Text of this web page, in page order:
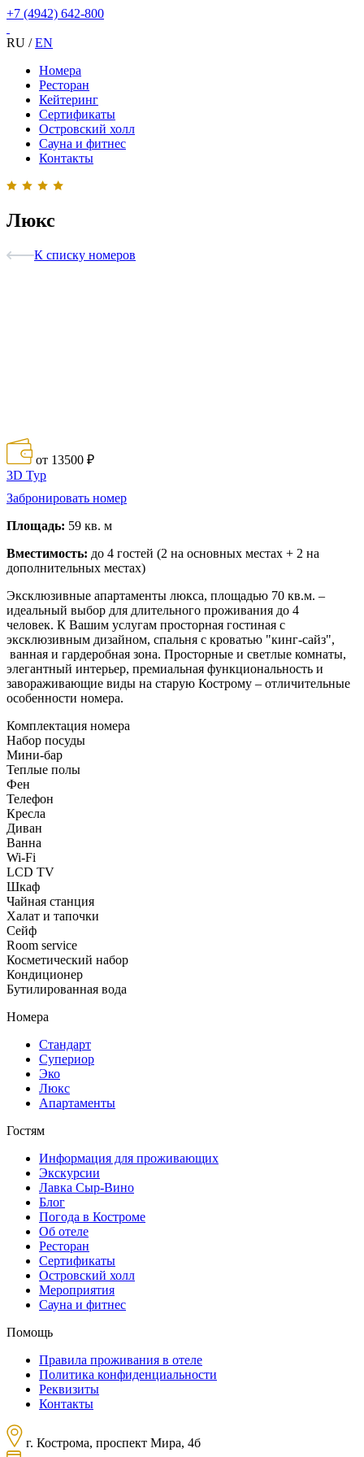
+7 (4942) 642-800
RU /EN
Номера
Ресторан
Кейтеринг
Сертификаты
Островский холл
Сауна и фитнес
Контакты
Люкс
К списку номеров
от 13500 ₽
3D Тур
Забронировать номер
Площадь: 59 кв. м
Вместимость: до 4 гостей (2 на основных местах + 2 на
дополнительных местах)
Эксклюзивные апартаменты люкса, площадью 70 кв.м. –
идеальный выбор для длительного проживания до 4
человек. К Вашим услугам просторная гостиная с
эксклюзивным дизайном, спальня с кроватью "кинг-сайз",
ванная и гардеробная зона. Просторные и светлые комнаты,
элегантный интерьер, премиальная функциональность и
завораживающие виды на старую Кострому – отличительные
особенности номера.
Комплектация номера
Набор посуды
Мини-бар
Теплые полы
Фен
Телефон
Кресла
Диван
Ванна
Wi-Fi
LCD TV
Шкаф
Чайная станция
Халат и тапочки
Сейф
Room service
Косметический набор
Кондиционер
Бутилированная вода
Номера
Стандарт
Супериор
Эко
Люкс
Апартаменты
Гостям
Информация для проживающих
Экскурсии
Лавка Сыр-Вино
Блог
Погода в Костроме
Об отеле
Ресторан
Сертификаты
Островский холл
Мероприятия
Сауна и фитнес
Помощь
Правила проживания в отеле
Политика конфиденциальности
Реквизиты
Контакты
г. Кострома, проспект Мира, 4б